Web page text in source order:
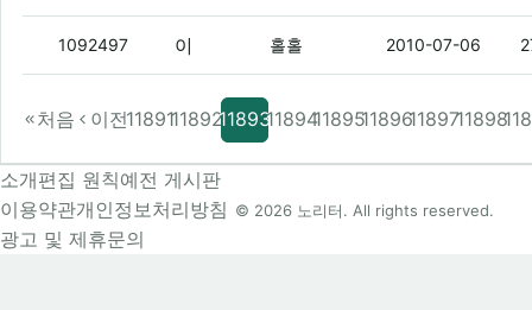
1092497 (3)
홀홀 2010-07-06
처음 이전1189111892118931189411895118961189711898
소개편집 원칙예전 게시판
이용약관개인정보처리방침
광고 및 제휴문의
© 2026 노리터. All rights reserved.